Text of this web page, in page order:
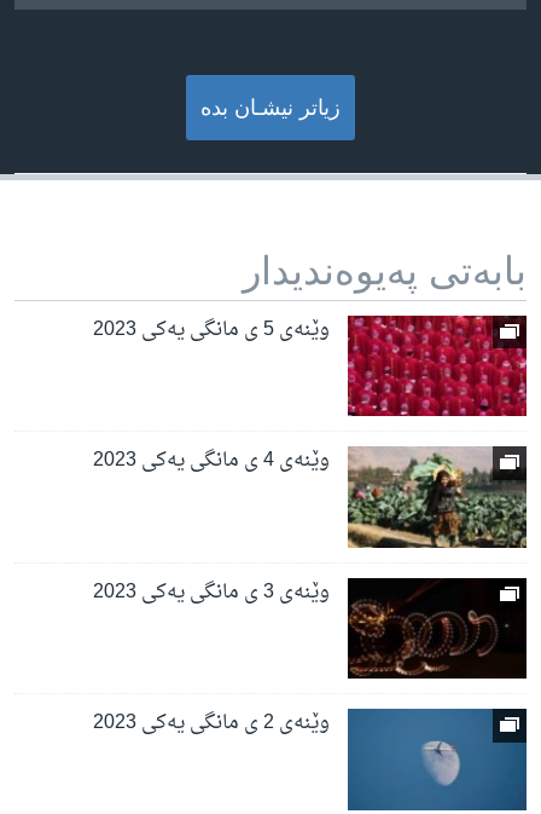
زیاتر نیشـان بده‌
بابه‌تی په‌یوه‌ندیدار
وێنەی 5 ی مانگی یەکی 2023
وێنەی 4 ی مانگی یەکی 2023
وێنەی 3 ی مانگی یەکی 2023
وێنەی 2 ی مانگی یەکی 2023